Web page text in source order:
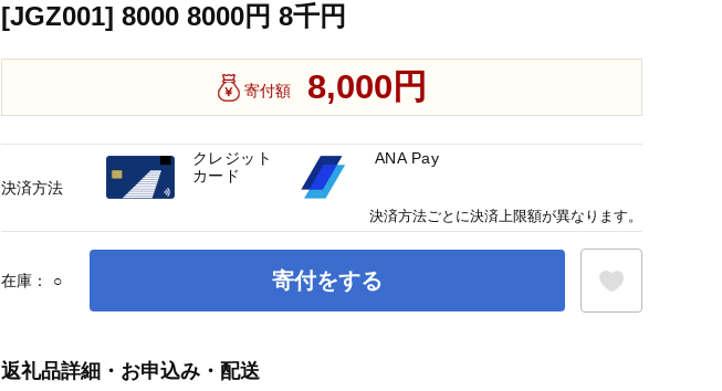
[JGZ001] 8000 8000円 8千円
寄付額 8,000円
在庫： ○ 寄付をする
返礼品詳細・お申込み・配送
決済方法
クレジット
カード
ANA Pay
決済方法ごとに決済上限額が異なります。